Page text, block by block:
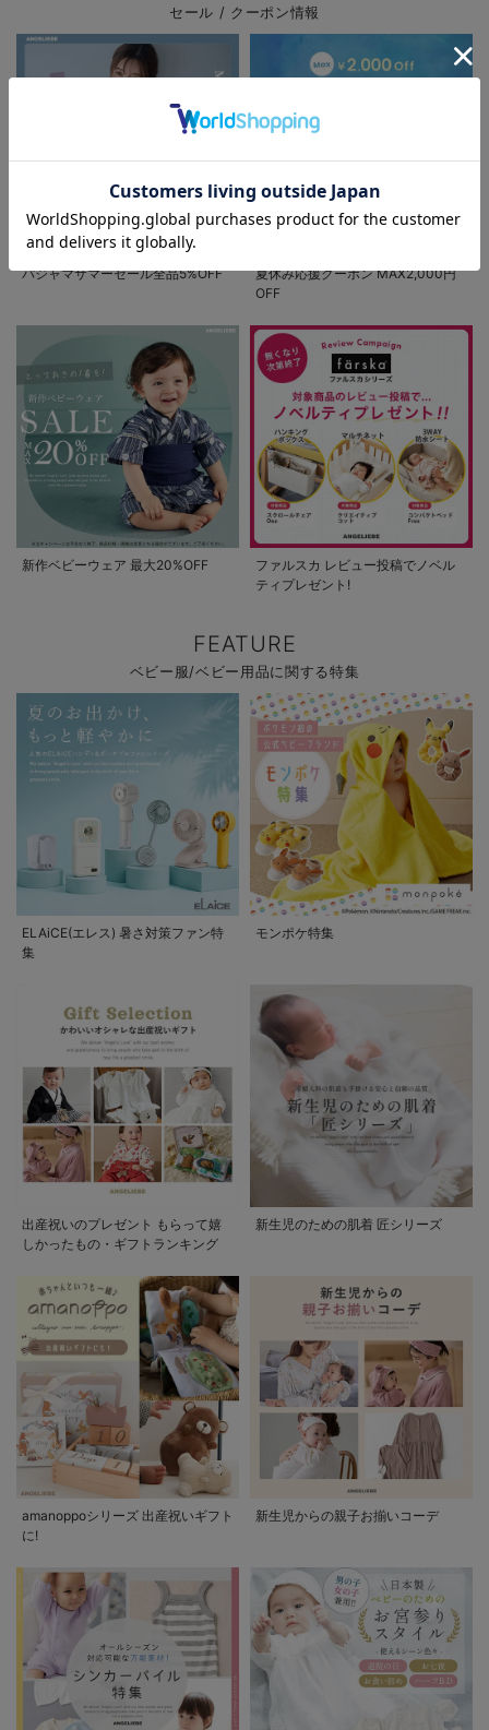
お気に入り商品を確認する
セール / クーポン情報
パジャマサマーセール全品5%OFF
夏休み応援クーポン MAX2,000円
OFF
新作ベビーウェア 最大20%OFF
ファルスカ レビュー投稿でノベル
ティプレゼント!
FEATURE
ベビー服/ベビー用品に関する特集
ELAiCE(エレス) 暑さ対策ファン特
集
モンポケ特集
出産祝いのプレゼント もらって嬉
しかったもの・ギフトランキング
新生児のための肌着 匠シリーズ
amanoppoシリーズ 出産祝いギフト
に!
新生児からの親子お揃いコーデ